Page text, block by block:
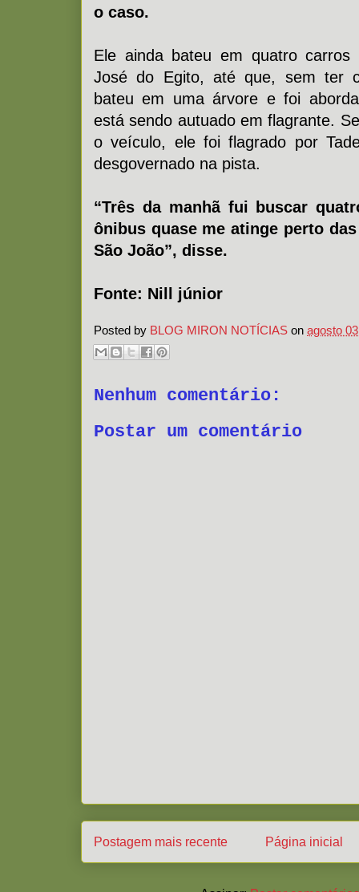
o caso.
Ele ainda bateu em quatro
José do Egito, até que, sem ter
bateu em uma árvore e foi
está sendo autuado em flagrante.
o veículo, ele foi flagrado por
desgovernado na pista.
“Três da manhã fui buscar
ônibus quase me atinge perto
São João”, disse.
Fonte: Nill júnior
Posted by BLOG MIRON NOTÍCIAS on agosto
Nenhum comentário:
Postar um comentário
Postagem mais recente Página inicial